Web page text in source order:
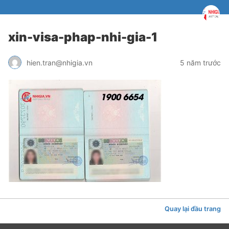
xin-visa-phap-nhi-gia-1
hien.tran@nhigia.vn 5 năm trước
Quay lại đầu trang